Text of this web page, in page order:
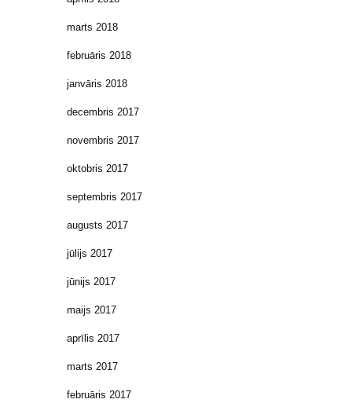
marts 2018
februāris 2018
janvāris 2018
decembris 2017
novembris 2017
oktobris 2017
septembris 2017
augusts 2017
jūlijs 2017
jūnijs 2017
maijs 2017
aprīlis 2017
marts 2017
februāris 2017